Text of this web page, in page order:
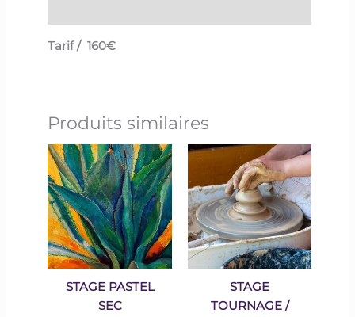
Tarif / 160€
Produits similaires
STAGE PASTEL
SEC
STAGE
TOURNAGE /